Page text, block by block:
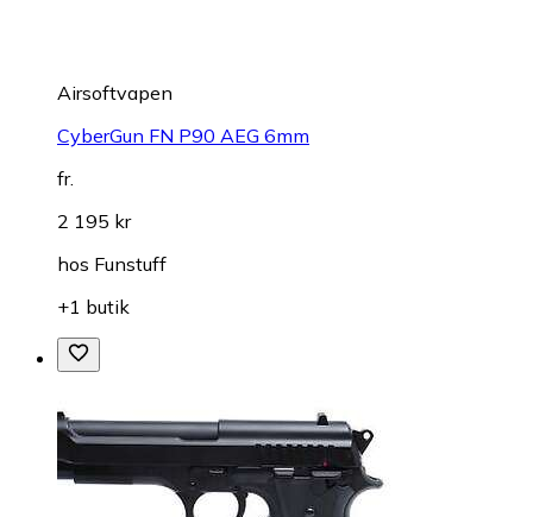
Airsoftvapen
CyberGun FN P90 AEG 6mm
fr.
2 195 kr
hos Funstuff
+1 butik